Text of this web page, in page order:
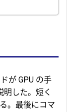
が GPU の手
明した。短く
。最後にコマ